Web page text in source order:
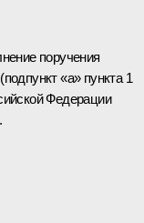
поручения
«а» пункта 1
Федерации